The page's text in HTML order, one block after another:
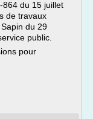
864 du 15 juillet
de travaux
du 29
public.
pour